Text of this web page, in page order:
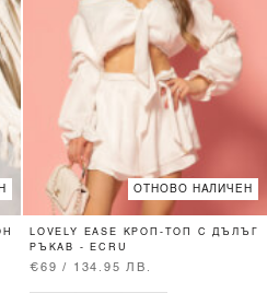
ОТНОВО НАЛИЧЕН
LOVELY EASE КРОП-ТОП С ДЪЛЪГ
РЪКАВ - ECRU
€69 / 134.95 ЛВ.